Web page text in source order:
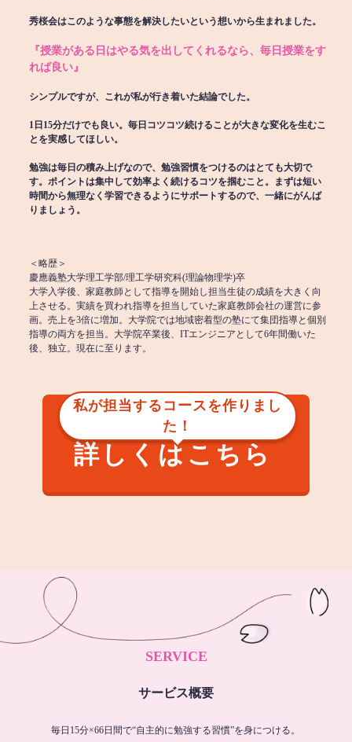
秀桜会はこのような事態を解決したいという想いから生まれました。
『授業がある日はやる気を出してくれるなら、毎日授業をす
れば良い』
シンプルですが、これが私が行き着いた結論でした。
1日15分だけでも良い。毎日コツコツ続けることが大きな変化を生むこ
とを実感してほしい。
勉強は毎日の積み上げなので、勉強習慣をつけるのはとても大切で
す。ポイントは集中して効率よく続けるコツを掴むこと。まずは短い
時間から無理なく学習できるようにサポートするので、一緒にがんば
りましょう。
＜略歴＞
慶應義塾大学理工学部/理工学研究科(理論物理学)卒
大学入学後、家庭教師として指導を開始し担当生徒の成績を大きく向
上させる。実績を買われ指導を担当していた家庭教師会社の運営に参
画。売上を3倍に増加。大学院では地域密着型の塾にて集団指導と個別
指導の両方を担当。大学院卒業後、ITエンジニアとして6年間働いた
後、独立。現在に至ります。
私が担当するコースを作りまし
た！
詳しくはこちら
SERVICE
サービス概要
毎日15分×66日間で“自主的に勉強する習慣”を身につける。